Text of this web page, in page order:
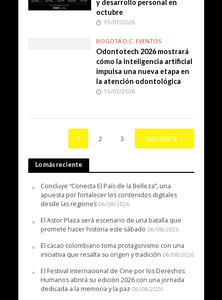
y desarrollo personal en
octubre
15/07/2026
BOGOTÁ D.C. EVENTOS
Odontotech 2026 mostrará
cómo la inteligencia artificial
impulsa una nueva etapa en
la atención odontológica
15/07/2026
1 2 3 SIGUIENTE
Lo más reciente
Concluye “Conecta El País de la Belleza”, una
apuesta por fortalecer los contenidos digitales
desde las regiones 06/08/2026
El Astor Plaza será escenario de una batalla que
promete hacer historia este sábado 06/08/2026
El cacao colombiano toma protagonismo con una
iniciativa que resalta su origen y tradición 06/08/2026
El Festival Internacional de Cine por los Derechos
Humanos abrirá su edición 2026 con una jornada
dedicada a la memoria y la paz 06/08/2026